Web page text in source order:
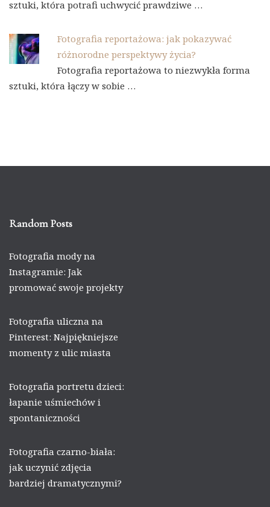
sztuki, która potrafi uchwycić prawdziwe …
Fotografia reportażowa: jak pokazywać
różnorodne perspektywy życia?
Fotografia reportażowa to niezwykła forma
sztuki, która łączy w sobie …
Random Posts
Fotografia mody na
Instagramie: Jak
promować swoje projekty
Fotografia uliczna na
Pinterest: Najpiękniejsze
momenty z ulic miasta
Fotografia portretu dzieci:
łapanie uśmiechów i
spontaniczności
Fotografia czarno-biała:
jak uczynić zdjęcia
bardziej dramatycznymi?